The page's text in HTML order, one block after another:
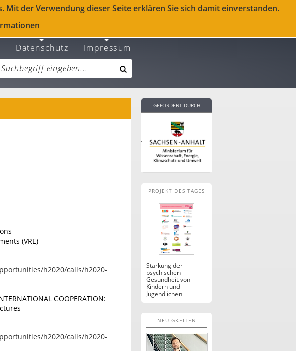
der Verwendung dieser Seite erklären Sie sich damit einverstanden.
Datenschutz Impressum
(VRE)
h2020/calls/h2020-
COOPERATION:
h2020/calls/h2020-
GEFÖRDERT DURCH
PROJEKT DES TAGES
Stärkung der
psychischen
Gesundheit von
Kindern und
Jugendlichen
NEUIGKEITEN